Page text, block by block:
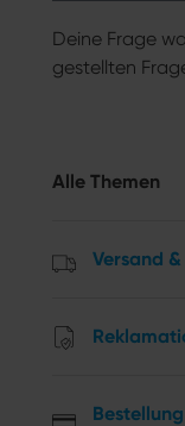
Deine Frage
gestellten
Alle Themen
Versand